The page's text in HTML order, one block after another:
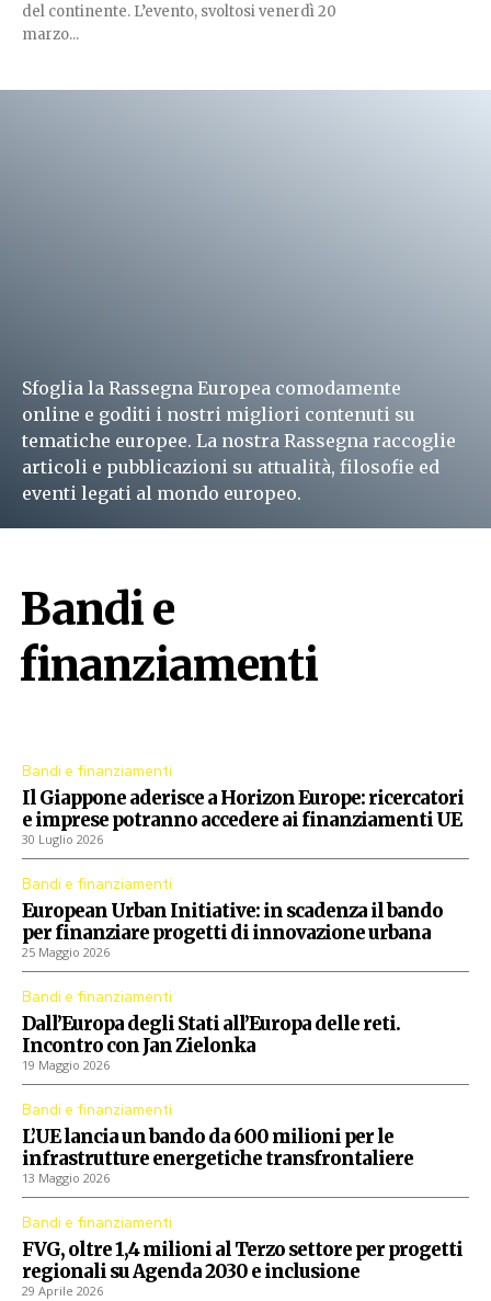
del continente. L’evento, svoltosi venerdì 20
marzo...
Sfoglia la Rassegna Europea comodamente
online e goditi i nostri migliori contenuti su
tematiche europee. La nostra Rassegna raccoglie
articoli e pubblicazioni su attualità, filosofie ed
eventi legati al mondo europeo.
Bandi e
finanziamenti
Bandi e finanziamenti
Il Giappone aderisce a Horizon Europe: ricercatori
e imprese potranno accedere ai finanziamenti UE
30 Luglio 2026
Bandi e finanziamenti
European Urban Initiative: in scadenza il bando
per finanziare progetti di innovazione urbana
25 Maggio 2026
Bandi e finanziamenti
Dall’Europa degli Stati all’Europa delle reti.
Incontro con Jan Zielonka
19 Maggio 2026
Bandi e finanziamenti
L’UE lancia un bando da 600 milioni per le
infrastrutture energetiche transfrontaliere
13 Maggio 2026
Bandi e finanziamenti
FVG, oltre 1,4 milioni al Terzo settore per progetti
regionali su Agenda 2030 e inclusione
29 Aprile 2026